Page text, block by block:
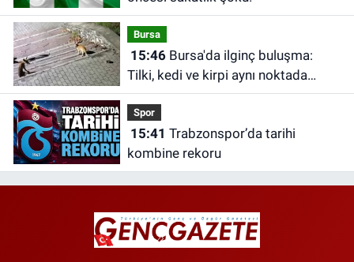
Bursa
15:46Bursa'da ilginç buluşma:
Tilki, kedi ve kirpi aynı noktada
görüntülendi
Spor
15:41
kombine rekoru